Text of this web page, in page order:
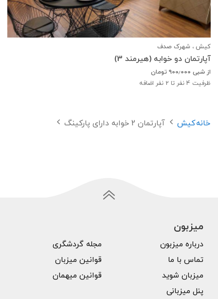
کیش ، شهرک صدف
آپارتمان دو خوابه (هیرمند 3)
از شبی ۹۰۰٫۰۰۰ تومان
ظرفیت 4 نفر تا 2 نفر اضافه
خانهکیش آپارتمان 2 خوابه دارای پارکینگ
میزبون
درباره میزبون
تماس با ما
میزبان شوید
پنل میزبانی
مجله گردشگری
قوانین میزبان
قوانین میهمان